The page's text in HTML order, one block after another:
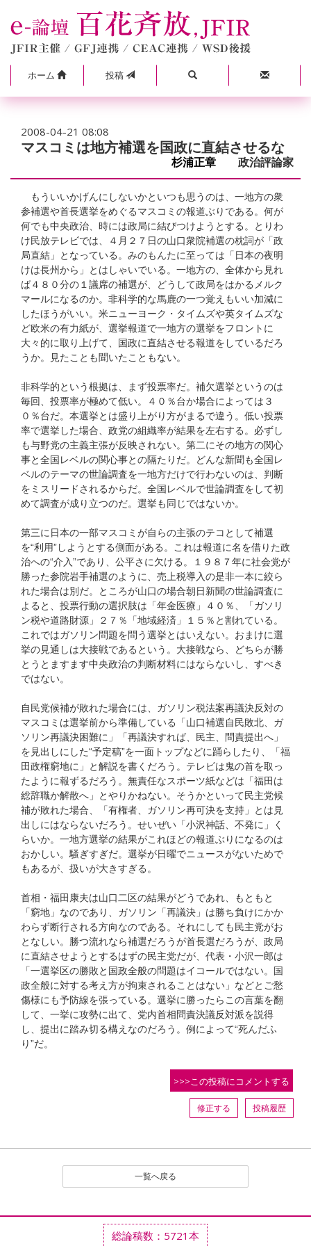
ホーム 投稿
2008-04-21 08:08
マスコミは地方補選を国政に直結させるな
杉浦正章 政治評論家
もういいかげんにしないかといつも思うのは、一地方の衆
参補選や首長選挙をめぐるマスコミの報道ぶりである。何が
何でも中央政治、時には政局に結びつけようとする。とりわ
け民放テレビでは、４月２７日の山口衆院補選の枕詞が「政
局直結」となっている。みのもんたに至っては「日本の夜明
けは長州から」とはしゃいでいる。一地方の、全体から見れ
ば４８０分の１議席の補選が、どうして政局をはかるメルク
マールになるのか。非科学的な馬鹿の一つ覚えもいい加減に
したほうがいい。米ニューヨーク・タイムズや英タイムズな
ど欧米の有力紙が、選挙報道で一地方の選挙をフロントに
大々的に取り上げて、国政に直結させる報道をしているだろ
うか。見たことも聞いたこともない。
非科学的という根拠は、まず投票率だ。補欠選挙というのは
毎回、投票率が極めて低い。４０％台か場合によっては３
０％台だ。本選挙とは盛り上がり方がまるで違う。低い投票
率で選挙した場合、政党の組織率が結果を左右する。必ずし
も与野党の主義主張が反映されない。第二にその地方の関心
事と全国レベルの関心事との隔たりだ。どんな新聞も全国レ
ベルのテーマの世論調査を一地方だけで行わないのは、判断
をミスリードされるからだ。全国レベルで世論調査をして初
めて調査が成り立つのだ。選挙も同じではないか。
第三に日本の一部マスコミが自らの主張のテコとして補選
を“利用”しようとする側面がある。これは報道に名を借りた政
治への“介入”であり、公平さに欠ける。１９８７年に社会党が
勝った参院岩手補選のように、売上税導入の是非一本に絞ら
れた場合は別だ。ところが山口の場合朝日新聞の世論調査に
よると、投票行動の選択肢は「年金医療」４０％、「ガソリ
ン税や道路財源」２７％「地域経済」１５％と割れている。
これではガソリン問題を問う選挙とはいえない。おまけに選
挙の見通しは大接戦であるという。大接戦なら、どちらが勝
とうとますます中央政治の判断材料にはならないし、すべき
ではない。
自民党候補が敗れた場合には、ガソリン税法案再議決反対の
マスコミは選挙前から準備している「山口補選自民敗北、ガ
ソリン再議決困難に」「再議決すれば、民主、問責提出へ」
を見出しにした“予定稿”を一面トップなどに踊らしたり、「福
田政権窮地に」と解説を書くだろう。テレビは鬼の首を取っ
たように報ずるだろう。無責任なスポーツ紙などは「福田は
総辞職か解散へ」とやりかねない。そうかといって民主党候
補が敗れた場合、「有権者、ガソリン再可決を支持」とは見
出しにはならないだろう。せいぜい「小沢神話、不発に」く
らいか。一地方選挙の結果がこれほどの報道ぶりになるのは
おかしい。騒ぎすぎだ。選挙が日曜でニュースがないためで
もあるが、扱いが大きすぎる。
首相・福田康夫は山口二区の結果がどうであれ、もともと
「窮地」なのであり、ガソリン「再議決」は勝ち負けにかか
わらず断行される方向なのである。それにしても民主党がお
となしい。勝つ流れなら補選だろうが首長選だろうが、政局
に直結させようとするはずの民主党だが、代表・小沢一郎は
「一選挙区の勝敗と国政全般の問題はイコールではない。国
政全般に対する考え方が拘束されることはない」などとご愁
傷様にも予防線を張っている。選挙に勝ったらこの言葉を翻
して、一挙に攻勢に出て、党内首相問責決議反対派を説得
し、提出に踏み切る構えなのだろう。例によって“死んだふ
り”だ。
>>>この投稿にコメントする
修正する 投稿履歴
一覧へ戻る
総論稿数：5721本